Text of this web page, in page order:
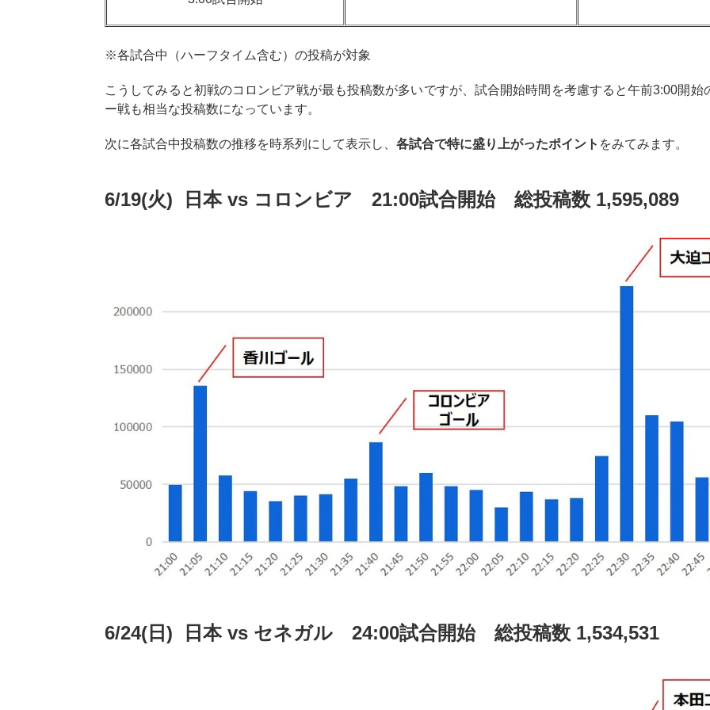
※各試合中（ハーフタイム含む）の投稿が対象
こうしてみると初戦のコロンビア戦が最も投稿数が多いですが、試合開始時間を考慮すると午前3:00開始
ー戦も相当な投稿数になっています。
次に各試合中投稿数の推移を時系列にして表示し、 各試合で特に盛り上がったポイント をみてみます。
6/19(火) 日本 vs コロンビア 21:00試合開始 総投稿数 1,595,089
6/24(日) 日本 vs セネガル 24:00試合開始 総投稿数 1,534,531